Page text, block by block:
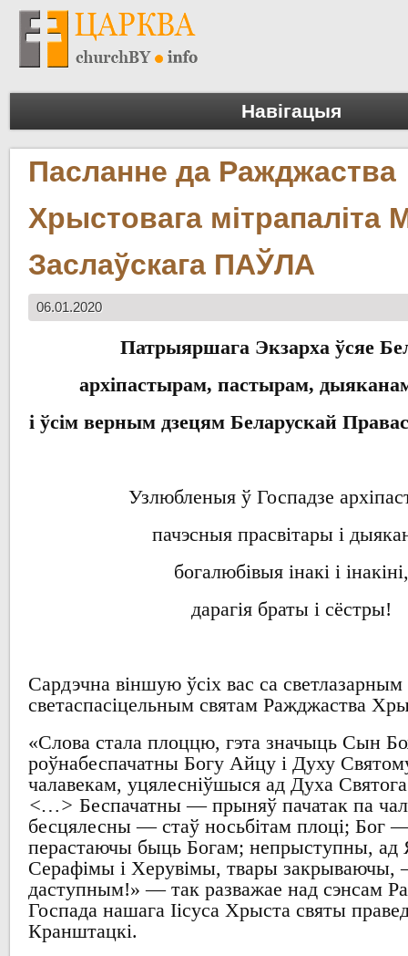
Навігацыя
Пасланне да Ражджаства
Хрыстовага мітрапаліта
Заслаўскага ПАЎЛА
06.01.2020
ПатрыяршагаЭкзарха ўсяе
архіпастырам, пастырам,
і ўсім верным дзецям Беларускай
Узлюбленыя ў Госпадзе
пачэсныя прасвітары і
богалюбівыя інакі і інакіні,
дарагія браты і сёстры!
Сардэчна віншую ўсіх васса светлазарным
светаспасіцельным святам Ражджаства
«Слова стала плоццю,гэта значыць Сын
роўнабеспачатны БогуАйцу і Духу
чалавекам,уцялесніўшыся адДуха
<…> Беспачатны —прыняў пачатак па
бесцялесны —стаў носьбітам плоці; Бог
перастаючы быць Богам;непрыступны,ад
Серафімы і Херувімы,твары закрываючы,
даступным!» — такразважае над сэнсам
Госпада нашага Іісуса Хрыста святы
Кранштацкі.